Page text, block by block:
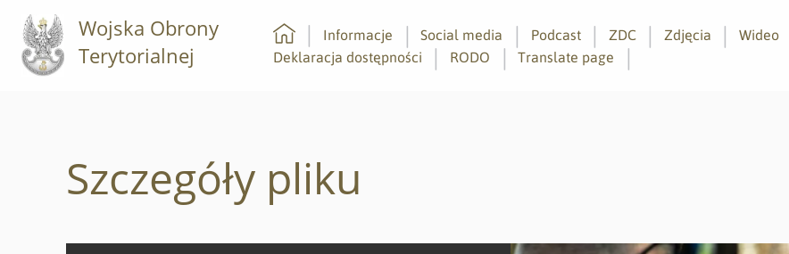
Wojska Obrony
Terytorialnej
Strona główna
Informacje Social media Podcast ZDC Zdjęcia Wideo
Deklaracja dostępności
RODO Translate page
Szczegóły pliku